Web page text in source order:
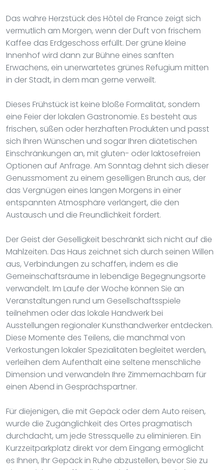
Das wahre Herzstück des Hôtel de France zeigt sich
vermutlich am Morgen, wenn der Duft von frischem
Kaffee das Erdgeschoss erfüllt. Der grüne kleine
Innenhof wird dann zur Bühne eines sanften
Erwachens, ein unerwartetes grünes Refugium mitten
in der Stadt, in dem man gerne verweilt.
Dieses Frühstück ist keine bloße Formalität, sondern
eine Feier der lokalen Gastronomie. Es besteht aus
frischen, süßen oder herzhaften Produkten und passt
sich Ihren Wünschen und sogar Ihren diätetischen
Einschränkungen an, mit gluten- oder laktosefreien
Optionen auf Anfrage. Am Sonntag dehnt sich dieser
Genussmoment zu einem geselligen Brunch aus, der
das Vergnügen eines langen Morgens in einer
entspannten Atmosphäre verlängert, die den
Austausch und die Freundlichkeit fördert.
Der Geist der Geselligkeit beschränkt sich nicht auf die
Mahlzeiten. Das Haus zeichnet sich durch seinen Willen
aus, Verbindungen zu schaffen, indem es die
Gemeinschaftsräume in lebendige Begegnungsorte
verwandelt. Im Laufe der Woche können Sie an
Veranstaltungen rund um Gesellschaftsspiele
teilnehmen oder das lokale Handwerk bei
Ausstellungen regionaler Kunsthandwerker entdecken.
Diese Momente des Teilens, die manchmal von
Verkostungen lokaler Spezialitäten begleitet werden,
verleihen dem Aufenthalt eine seltene menschliche
Dimension und verwandeln Ihre Zimmernachbarn für
einen Abend in Gesprächspartner.
Für diejenigen, die mit Gepäck oder dem Auto reisen,
wurde die Zugänglichkeit des Ortes pragmatisch
durchdacht, um jede Stressquelle zu eliminieren. Ein
Kurzzeitparkplatz direkt vor dem Eingang ermöglicht
es Ihnen, Ihr Gepäck in Ruhe abzustellen, bevor Sie zu